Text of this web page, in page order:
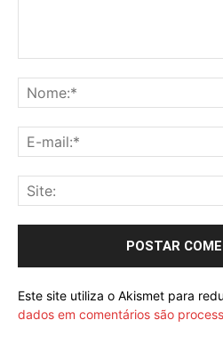
Este site utiliza o Akismet para
dados em comentários são